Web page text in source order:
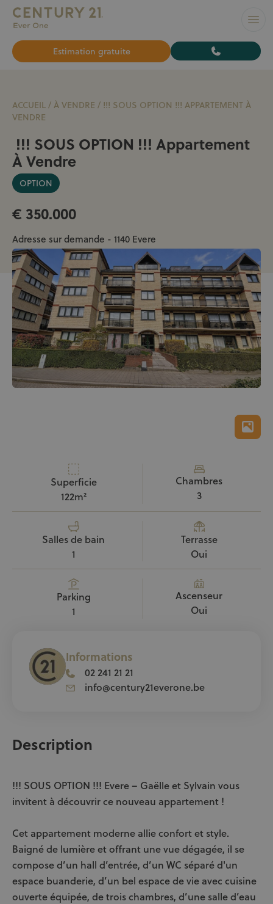
L’AGENCE N°1 À BRUXELLES pour vendre ou louer
Estimation gratuite
!!! SOUS OPTION !!! Appartement
À Vendre
OPTION
€ 350.000
ACCUEIL / À VENDRE / !!! SOUS OPTION !!! APPARTEMENT À
VENDRE
Adresse sur demande - 1140 Evere
Superficie
122m²
Chambres
3
Salles de bain
1
Terrasse
Oui
Parking
1
Ascenseur
Oui
Informations
02 241 21 21
info@century21everone.be
Description
!!! SOUS OPTION !!! Evere – Gaëlle et Sylvain vous
invitent à découvrir ce nouveau appartement !
Cet appartement moderne allie confort et style.
Baigné de lumière et offrant une vue dégagée, il se
compose d’un hall d’entrée, d’un WC séparé d'un
espace buanderie, d’un bel espace de vie avec cuisine
ouverte équipée, de trois chambres, d’une salle d’eau